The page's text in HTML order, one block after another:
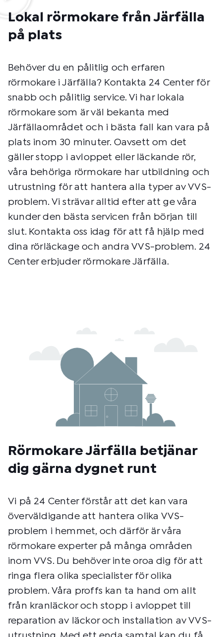
Lokal rörmokare från Järfälla
på plats
Behöver du en pålitlig och erfaren
rörmokare i Järfälla? Kontakta 24 Center för
snabb och pålitlig service. Vi har lokala
rörmokare som är väl bekanta med
Järfällaområdet och i bästa fall kan vara på
plats inom 30 minuter. Oavsett om det
gäller stopp i avloppet eller läckande rör,
våra behöriga rörmokare har utbildning och
utrustning för att hantera alla typer av VVS-
problem. Vi strävar alltid efter att ge våra
kunder den bästa servicen från början till
slut. Kontakta oss idag för att få hjälp med
dina rörläckage och andra VVS-problem. 24
Center erbjuder rörmokare Järfälla.
Rörmokare Järfälla betjänar
dig gärna dygnet runt
Vi på 24 Center förstår att det kan vara
överväldigande att hantera olika VVS-
problem i hemmet, och därför är våra
rörmokare experter på många områden
inom VVS. Du behöver inte oroa dig för att
ringa flera olika specialister för olika
problem. Våra proffs kan ta hand om allt
från kranläckor och stopp i avloppet till
reparation av läckor och installation av VVS-